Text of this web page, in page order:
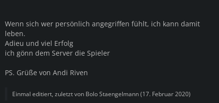
Wenn sich wer persönlich angegriffen fühlt, ich kann damit
leben.
Adieu und viel Erfolg
ich gönn dem Server die Spieler
PS. Grüße von Andi Riven
Einmal editiert, zuletzt von Bolo Staengelmann(17. Februar 2020)